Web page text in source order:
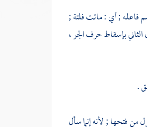
فاعله ; أي : ماتت فلتة ;
بإسقاط حرف الجر ،
.
فتحها ; لأنه إنما سأل